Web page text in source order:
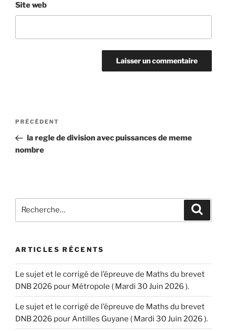
Site web
Navigation
l’article
Article
précédent
PRÉCÉDENT
la regle de division avec puissances de meme
nombre
pour
ARTICLES RÉCENTS
Le sujet et le corrigé de l’épreuve de Maths du brevet
DNB 2026 pour Métropole ( Mardi 30 Juin 2026 ).
Le sujet et le corrigé de l’épreuve de Maths du brevet
DNB 2026 pour Antilles Guyane ( Mardi 30 Juin 2026 ).